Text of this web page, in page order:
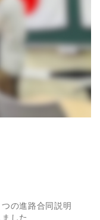
つの進路合同説明
した